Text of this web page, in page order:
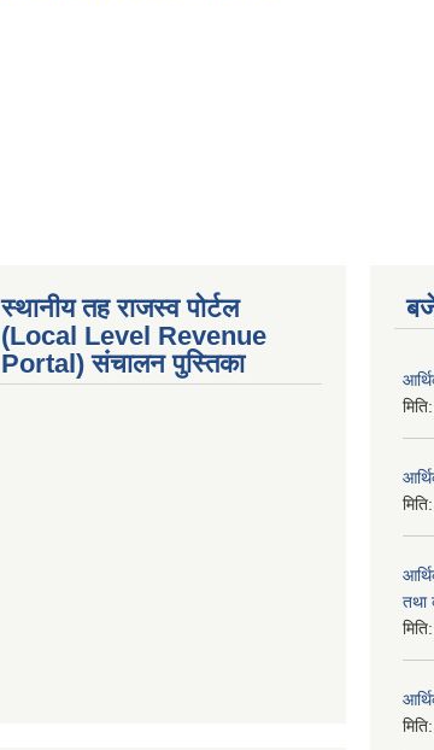
स्थानीय तह राजस्व पोर्टल
(Local Level Revenue
Portal) संचालन पुस्तिका
मिति:
मिति:
तथा
मिति:
मिति: